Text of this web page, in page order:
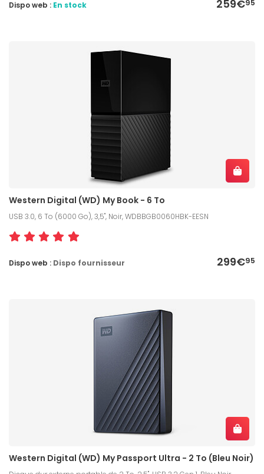
259€95
Dispo web : En stock
Western Digital (WD) My Book - 6 To
USB 3.0, 6 To (6000 Go), 3,5", Noir, WDBBGB0060HBK-EESN
299€95
Dispo web : Dispo fournisseur
Western Digital (WD) My Passport Ultra - 2 To (Bleu Noir)